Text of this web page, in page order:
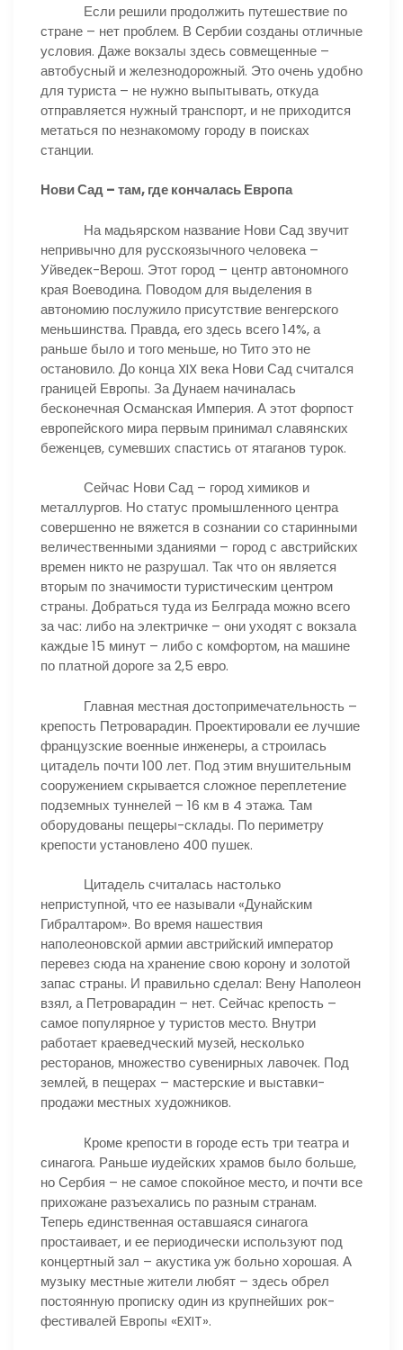
Если решили продолжить путешествие по
стране – нет проблем. В Сербии созданы отличные
условия. Даже вокзалы здесь совмещенные –
автобусный и железнодорожный. Это очень удобно
для туриста – не нужно выпытывать, откуда
отправляется нужный транспорт, и не приходится
метаться по незнакомому городу в поисках
станции.
Нови Сад – там, где кончалась Европа
На мадьярском название Нови Сад звучит
непривычно для русскоязычного человека –
Уйведек-Верош. Этот город – центр автономного
края Воеводина. Поводом для выделения в
автономию послужило присутствие венгерского
меньшинства. Правда, его здесь всего 14%, а
раньше было и того меньше, но Тито это не
остановило. До конца XIX века Нови Сад считался
границей Европы. За Дунаем начиналась
бесконечная Османская Империя. А этот форпост
европейского мира первым принимал славянских
беженцев, сумевших спастись от ятаганов турок.
Сейчас Нови Сад – город химиков и
металлургов. Но статус промышленного центра
совершенно не вяжется в сознании со старинными
величественными зданиями – город с австрийских
времен никто не разрушал. Так что он является
вторым по значимости туристическим центром
страны. Добраться туда из Белграда можно всего
за час: либо на электричке – они уходят с вокзала
каждые 15 минут – либо с комфортом, на машине
по платной дороге за 2,5 евро.
Главная местная достопримечательность –
крепость Петроварадин. Проектировали ее лучшие
французские военные инженеры, а строилась
цитадель почти 100 лет. Под этим внушительным
сооружением скрывается сложное переплетение
подземных туннелей – 16 км в 4 этажа. Там
оборудованы пещеры-склады. По периметру
крепости установлено 400 пушек.
Цитадель считалась настолько
неприступной, что ее называли «Дунайским
Гибралтаром». Во время нашествия
наполеоновской армии австрийский император
перевез сюда на хранение свою корону и золотой
запас страны. И правильно сделал: Вену Наполеон
взял, а Петроварадин – нет. Сейчас крепость –
самое популярное у туристов место. Внутри
работает краеведческий музей, несколько
ресторанов, множество сувенирных лавочек. Под
землей, в пещерах – мастерские и выставки-
продажи местных художников.
Кроме крепости в городе есть три театра и
синагога. Раньше иудейских храмов было больше,
но Сербия – не самое спокойное место, и почти все
прихожане разъехались по разным странам.
Теперь единственная оставшаяся синагога
простаивает, и ее периодически используют под
концертный зал – акустика уж больно хорошая. А
музыку местные жители любят – здесь обрел
постоянную прописку один из крупнейших рок-
фестивалей Европы «EXIT».